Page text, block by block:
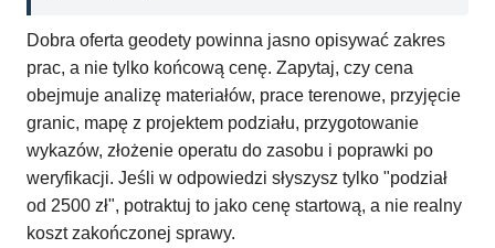
Dobra oferta geodety powinna jasno opisywać zakres
prac, a nie tylko końcową cenę. Zapytaj, czy cena
obejmuje analizę materiałów, prace terenowe, przyjęcie
granic, mapę z projektem podziału, przygotowanie
wykazów, złożenie operatu do zasobu i poprawki po
weryfikacji. Jeśli w odpowiedzi słyszysz tylko "podział
od 2500 zł", potraktuj to jako cenę startową, a nie realny
koszt zakończonej sprawy.